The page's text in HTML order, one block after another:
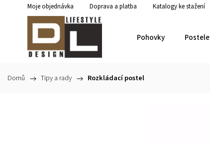
Moje objednávka Doprava a platba Katalogy ke stažení
Pohovky Postele
Domů / Tipy a rady / Rozkládací postel